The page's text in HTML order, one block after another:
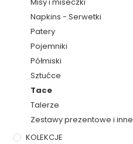
Napkins - Serwetki
Patery
Pojemniki
Półmiski
Sztućce
Tace
Talerze
Zestawy prezentowe i inne
KOLEKCJE